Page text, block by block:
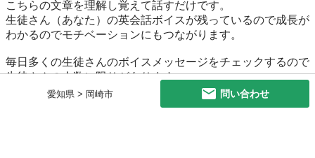
愛知県 > 岡崎市 問い合わせ